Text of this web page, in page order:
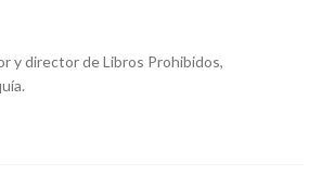
y director de Libros Prohibidos,